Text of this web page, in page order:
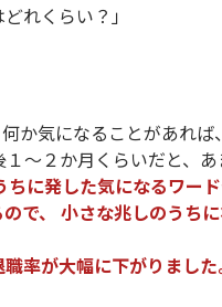
れくらい？」
か気になることがあれ
～２か月くらいだと、
ちに発した気になるワー
で、 小さな兆しのうち
率が大幅に下がりまし